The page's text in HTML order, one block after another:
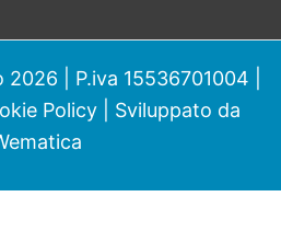
| P.iva 15536701004 |
Policy| Sviluppato da